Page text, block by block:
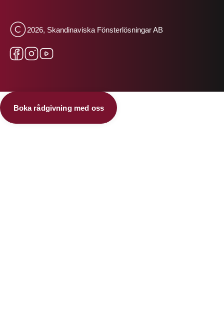
2026, Skandinaviska Fönsterlösningar AB
Boka rådgivning med oss